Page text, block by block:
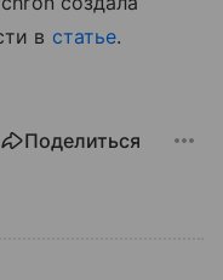
в статье.
Поделиться